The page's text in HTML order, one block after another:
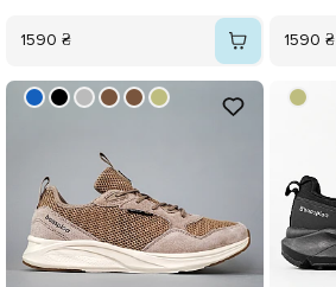
1590 ₴ 1590 ₴